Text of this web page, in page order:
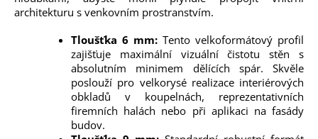
architekturu s venkovním prostranstvím.
Tloušťka 6 mm: Tento velkoformátový profil
zajišťuje maximální vizuální čistotu stěn s
absolutním minimem dělících spár. Skvěle
poslouží pro velkorysé realizace interiérových
obkladů v koupelnách, reprezentativních
firemních halách nebo při aplikaci na fasády
budov.